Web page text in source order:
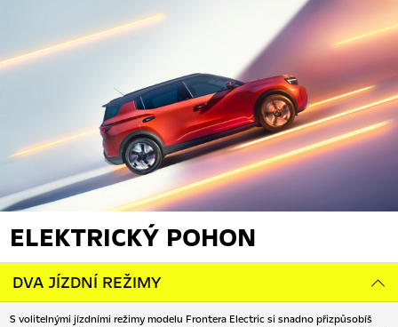
ELEKTRICKÝ POHON
DVA JÍZDNÍ REŽIMY
S volitelnými jízdními režimy modelu Frontera Electric si snadno přizpůsobíš